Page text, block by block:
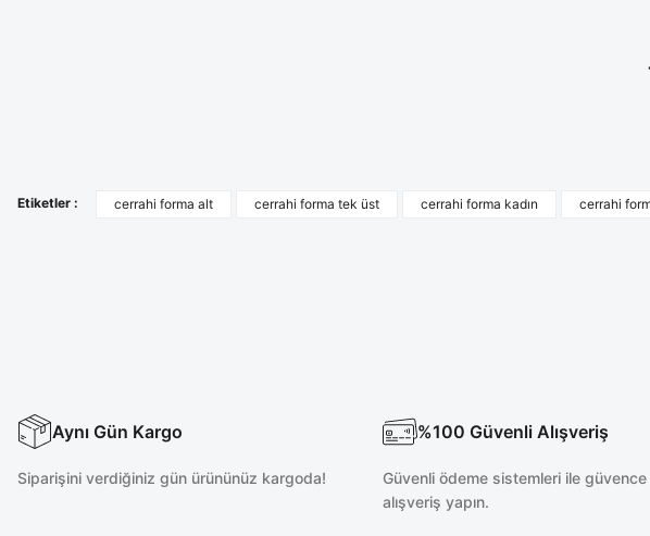
Etiketler : cerrahi forma alt cerrahi forma tek üst cerrahi forma kadın cerrahi
Aynı Gün Kargo
Siparişini verdiğiniz gün ürününüz kargoda!
%100 Güvenli Alışveriş
Güvenli ödeme sistemleri ile güvence
alışveriş yapın.